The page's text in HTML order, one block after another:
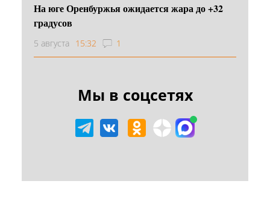
На юге Оренбуржья ожидается жара до +32
градусов
5 августа 15:32 1
Мы в соцсетях